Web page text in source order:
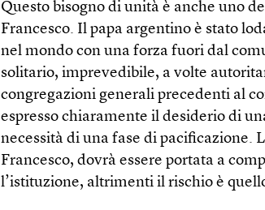
Questo bisogno di unità è anche uno
Francesco. Il papa argentino è stato
nel mondo con una forza fuori dal
solitario, imprevedibile, a volte
congregazioni generali precedenti al
espresso chiaramente il desiderio di
necessità di una fase di pacificazione.
Francesco, dovrà essere portata a
l’istituzione, altrimenti il rischio è